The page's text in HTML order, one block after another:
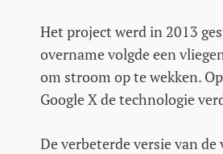
Het project werd in 2013
overname volgde een
om stroom op te wekken.
Google X de technologie
De verbeterde versie van